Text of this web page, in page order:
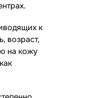
к
возраст,
на кожу